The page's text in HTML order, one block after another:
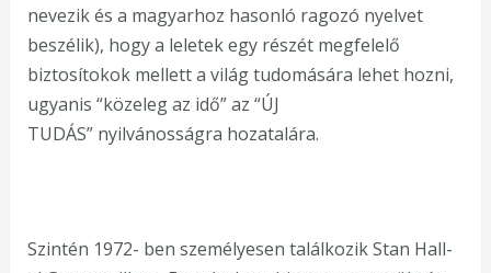
nevezik és a magyarhoz hasonló ragozó nyelvet
beszélik), hogy a leletek egy részét megfelelő
biztosítokok mellett a világ tudomására lehet hozni,
ugyanis “közeleg az idő” az “ÚJ
TUDÁS” nyilvánosságra hozatalára.
Szintén 1972- ben személyesen találkozik Stan Hall-